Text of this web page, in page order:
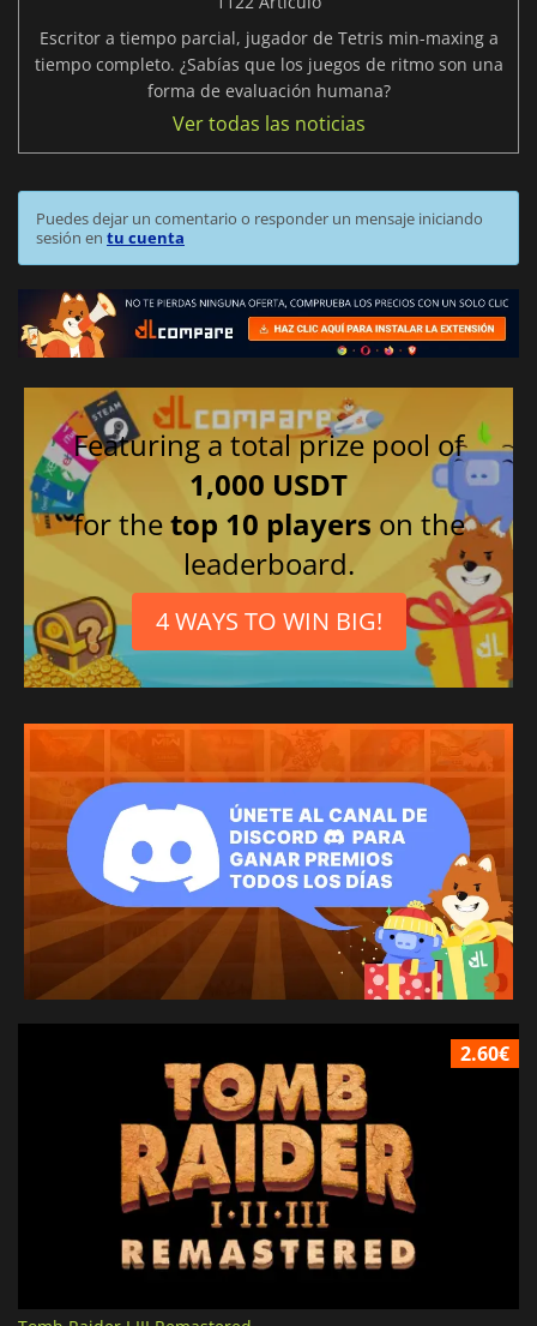
Escritor a tiempo parcial, jugador de Tetris min-maxing a
tiempo completo. ¿Sabías que los juegos de ritmo son una
forma de evaluación humana?
Ver todas las noticias
Puedes dejar un comentario o responder un mensaje iniciando
sesión en tu cuenta
Featuring a total prize pool of
1,000 USDT
for thetop 10 players on the
leaderboard.
4 WAYS TO WIN BIG!
2.60€